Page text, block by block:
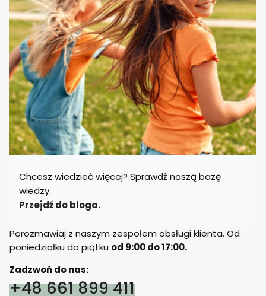
Chcesz wiedzieć więcej? Sprawdź naszą bazę
wiedzy.
Przejdź do bloga.
Porozmawiaj z naszym zespołem obsługi klienta. Od
poniedziałku do piątku od 9:00 do 17:00.
Zadzwoń do nas:
+48 661 899 411